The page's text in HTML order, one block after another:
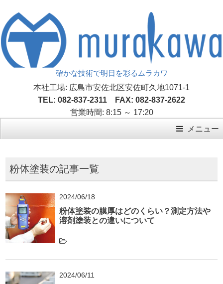
確かな技術で明日を彩るムラカワ
本社工場: 広島市安佐北区安佐町久地1071-1
TEL: 082-837-2311 FAX: 082-837-2622
営業時間: 8:15 ～ 17:20
メニュー
粉体塗装の記事一覧
2024/06/18
粉体塗装の膜厚はどのくらい？測定方法や
溶剤塗装との違いについて
2024/06/11